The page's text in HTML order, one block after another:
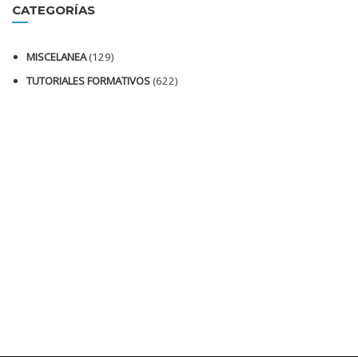
CATEGORÍAS
MISCELANEA(129)
TUTORIALES FORMATIVOS(622)